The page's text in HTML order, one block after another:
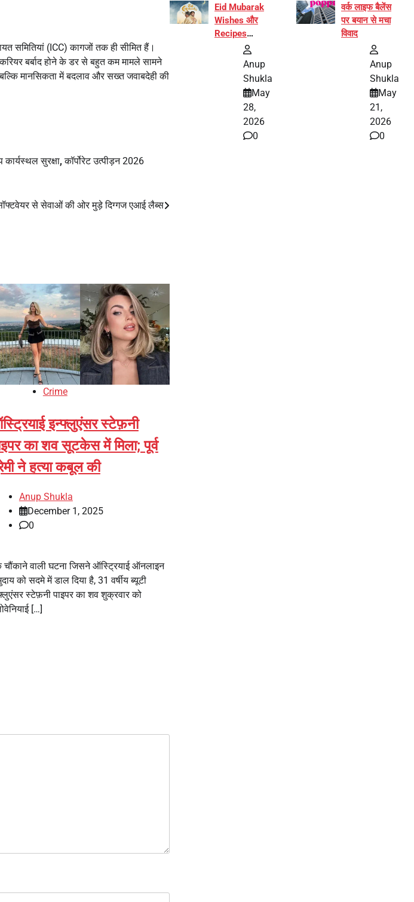
समितियां (ICC) कागजों तक ही सीमित हैं।
बर्बाद होने के डर से बहुत कम मामले सामने
मानसिकता में बदलाव और सख्त जवाबदेही की
कार्यस्थल सुरक्षा,कॉर्पोरेट उत्पीड़न 2026
से सेवाओं की ओर मुड़े दिग्गज एआई लैब्स
Crime
इन्फ्लुएंसर स्टेफ़नी
का शव सूटकेस में मिला; पूर्व
ने हत्या कबूल की
Anup Shukla
December 1, 2025
0
चौंकाने वाली घटना जिसने ऑस्ट्रियाई ऑनलाइन
को सदमे में डाल दिया है, 31 वर्षीय ब्यूटी
स्टेफ़नी पाइपर का शव शुक्रवार को
[…]
Eid Mubarak
Wishes और
Recipes
इंटरनेट पर हुईं
Anup
Shukla
May
28,
2026
0
वर्क लाइफ बैलेंस
पर बयान से मचा
विवाद
Anup
Shukla
May
21,
2026
0